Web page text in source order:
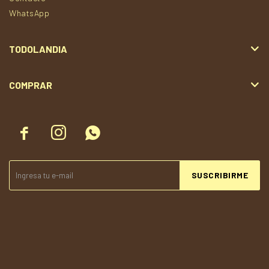
  
SUSCRIBIRME
WhatsApp
TODOLANDIA
COMPRAR